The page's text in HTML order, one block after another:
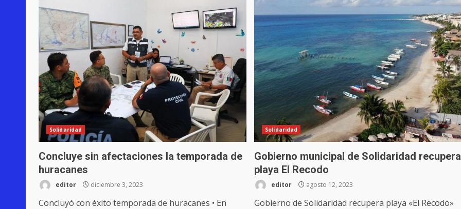
Solidaridad
Concluye sin afectaciones la temporada de
huracanes
editor diciembre 3, 2023
Concluyó con éxito temporada de huracanes • En
Solidaridad
Gobierno municipal de Solidaridad recupera
playa El Recodo
editor agosto 12, 2023
Gobierno de Solidaridad recupera playa «El Recodo»